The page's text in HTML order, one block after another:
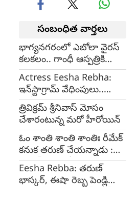
సంబంధిత వార్తలు
భాగ్యనగరంలో ఎబోలా వైరస్
కలకలం.. గాంధీ ఆస్పత్రికి
ప్రయాణికుల తరలింపు
Actress Eesha Rebha:
ఇన్‌స్టాగ్రామ్ వేధింపులు..
పోలీసులను ఆశ్రయించిన
ఈషా రెబ్బా
త్రివిక్రమ్ శ్రీనివాస్ మోసం
చేశారంటున్న మరో హీరోయిన్
ఓం శాంతి శాంతి శాంతిః రీమేక్
కనుక తరుణ్ చేయన్నాడు :
సృజన్‌ యరబోలు
Eesha Rebba: తరుణ్
భాస్కర్, ఈషా రెబ్బ పెండ్లి